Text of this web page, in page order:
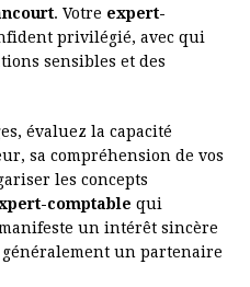
. Votre expert-
privilégié, avec qui
sensibles et des
évaluez la capacité
sa compréhension de vos
les concepts
comptable qui
un intérêt sincère
un partenaire